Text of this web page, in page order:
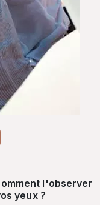
l'observer
yeux ?